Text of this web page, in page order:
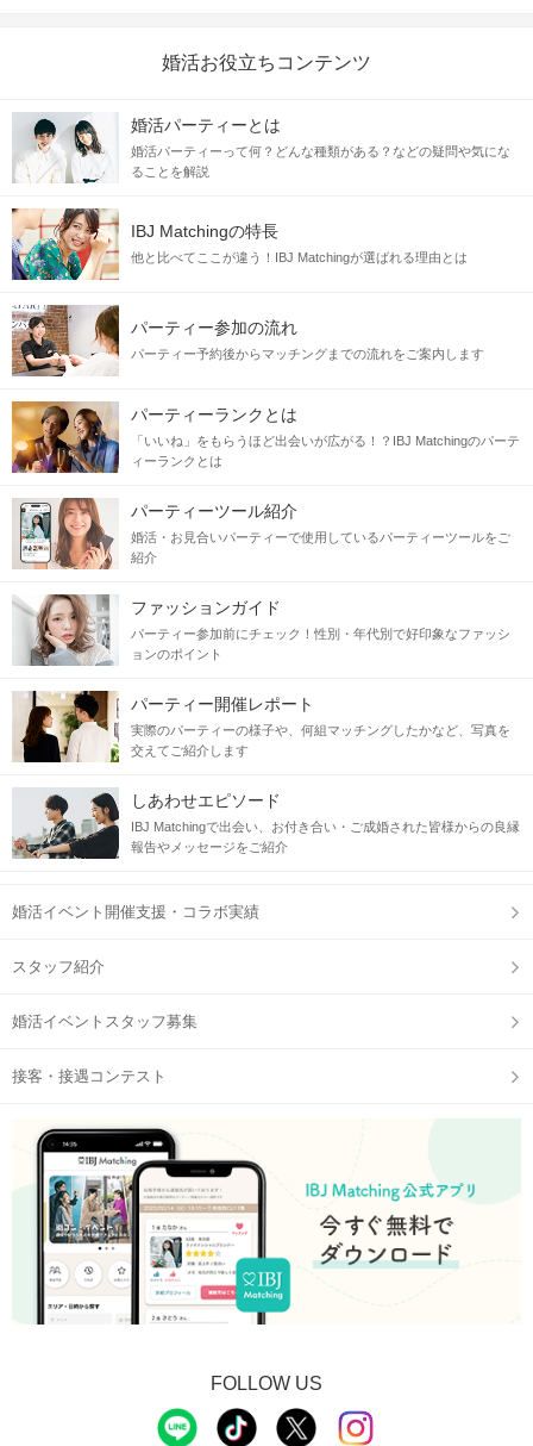
婚活お役立ちコンテンツ
婚活パーティーとは
婚活パーティーって何？どんな種類がある？などの疑問や気にな
ることを解説
IBJ Matchingの特長
他と比べてここが違う！IBJ Matchingが選ばれる理由とは
パーティー参加の流れ
パーティー予約後からマッチングまでの流れをご案内します
パーティーランクとは
「いいね」をもらうほど出会いが広がる！？IBJ Matchingのパーテ
ィーランクとは
パーティーツール紹介
婚活・お見合いパーティーで使用しているパーティーツールをご
紹介
ファッションガイド
パーティー参加前にチェック！性別・年代別で好印象なファッシ
ョンのポイント
パーティー開催レポート
実際のパーティーの様子や、何組マッチングしたかなど、写真を
交えてご紹介します
しあわせエピソード
IBJ Matchingで出会い、お付き合い・ご成婚された皆様からの良縁
報告やメッセージをご紹介
婚活イベント開催支援・コラボ実績
スタッフ紹介
婚活イベントスタッフ募集
接客・接遇コンテスト
FOLLOW US